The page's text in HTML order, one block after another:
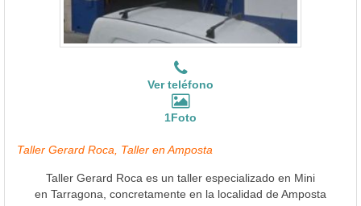
Ver teléfono
1Foto
Taller Gerard Roca, Taller en Amposta
Taller Gerard Roca es un taller especializado en Mini
en Tarragona, concretamente en la localidad de Amposta